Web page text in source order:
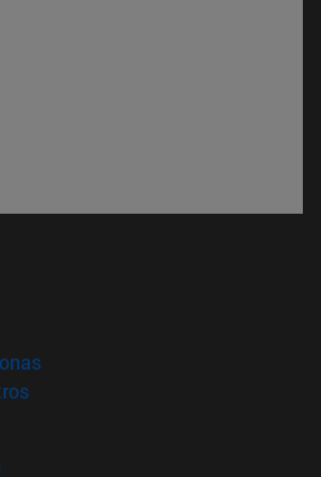
ventana)
(abre en nueva ventana)
(abre en nueva ventana)